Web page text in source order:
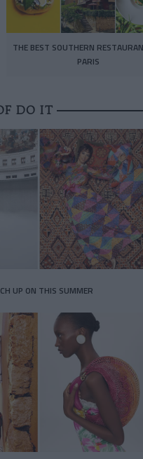
THE BEST SOUTHERN
PARIS
DO IT
UP ON THIS SUMMER